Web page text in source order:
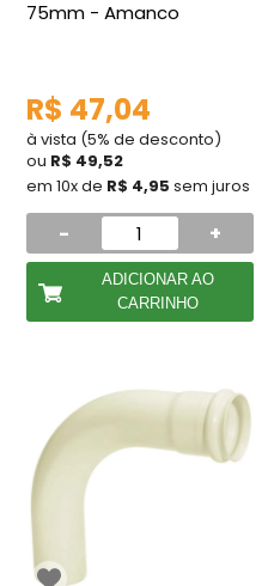
75mm - Amanco
R$ 47,04
à vista (5% de desconto)
ou R$ 49,52
em 10x de R$ 4,95 sem juros
- +
ADICIONAR AO
CARRINHO